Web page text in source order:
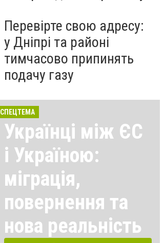
Перевірте свою адресу:
у Дніпрі та районі
тимчасово припинять
подачу газу
СПЕЦТЕМА
Українці між ЄС
і Україною:
міграція,
повернення та
нова реальність